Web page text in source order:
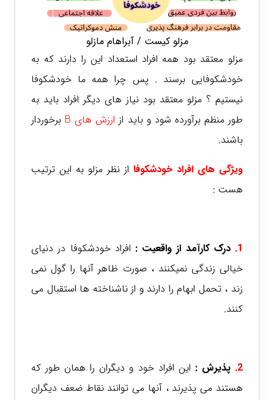
مزلو کیست / آبراهام مازلو
مزلو معتقد بود همه افراد استعداد این را دارند که به
خودشکوفایی برسند . پس چرا همه ما خودشکوفا
نیستیم ؟ مزلو معتقد بود نیاز های دیگر افراد باید به
طور منظم برآورده شود و باید از ارزش های B
برخوردار
باشند.
ویژگی های افراد خودشکوفا از نظر مزلو به این ترتیب
هست :
1. درک کارآمد از واقعیت : افراد خودشکوفا در دنیای
خیالی زندگی نمیکنند ، صورت ظاهر آنها را گول نمی
زند ، تحمل ابهام را دارند و از ناشناخته ها استقبال می
کنند.
2. پذیرش : این افراد خود و دیگران را همان طور که
هستند می پذیرند ، آنها می توانند نقاط ضعف دیگران